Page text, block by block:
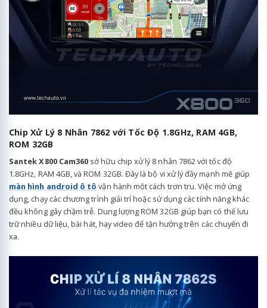
Chip Xử Lý 8 Nhân 7862 với Tốc Độ 1.8GHz, RAM 4GB,
ROM 32GB
Santek X800 Cam360 sở hữu chip xử lý 8 nhân 7862 với tốc độ
1.8GHz, RAM 4GB, và ROM 32GB. Đây là bộ vi xử lý đầy mạnh mẽ giúp
màn hình android ô tô vận hành một cách trơn tru. Việc mở ứng
dụng, chạy các chương trình giải trí hoặc sử dụng các tính năng khác
đều không gây chậm trễ. Dung lượng ROM 32GB giúp bạn có thể lưu
trữ nhiều dữ liệu, bài hát, hay video để tận hưởng trên các chuyến đi
xa.